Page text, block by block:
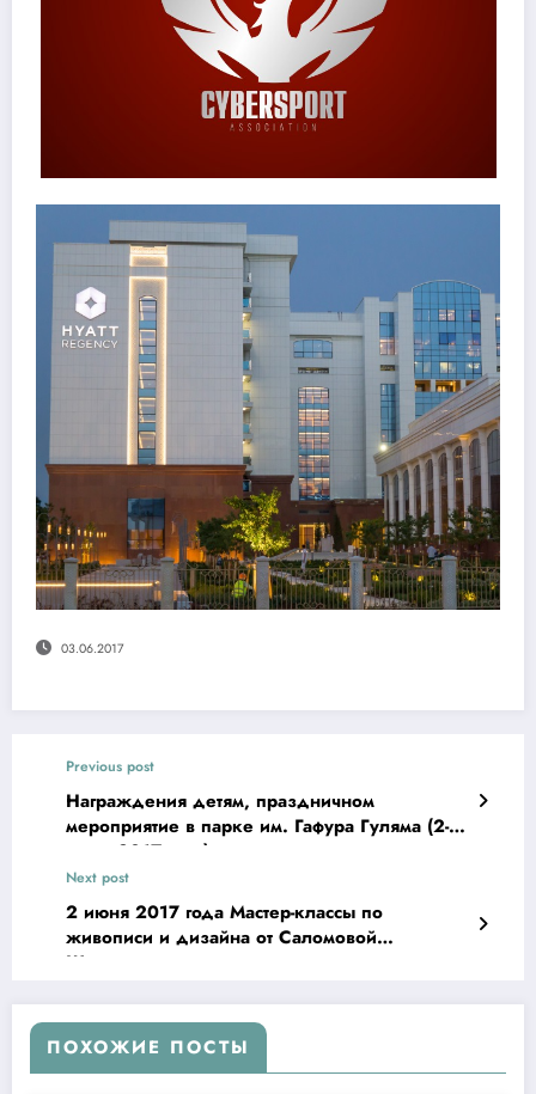
03.06.2017
Previous post
Награждения детям, праздничном
мероприятие в парке им. Гафура Гуляма (2-
июня 2017-года)
Next post
2 июня 2017 года Мастер-классы по
живописи и дизайна от Саломовой
Шахризоды
ПОХОЖИЕ ПОСТЫ